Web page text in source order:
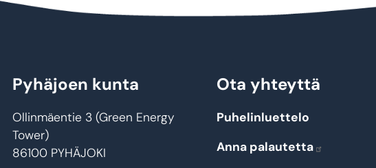
Pyhäjoen kunta
Ollinmäentie 3 (Green Energy
Tower)
86100 PYHÄJOKI
Ota yhteyttä
Puhelinluettelo
Anna palautetta